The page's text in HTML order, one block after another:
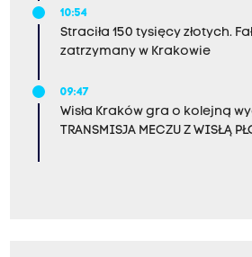
10:54
Straciła 150 tysięcy złotych.
zatrzymany w Krakowie
09:47
Wisła Kraków gra o kolejną
TRANSMISJA MECZU Z WISŁĄ